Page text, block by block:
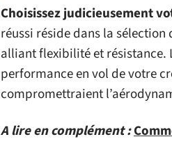
Choisissez judicieusement
réussi réside dans la
alliant flexibilité et
performance en vol de votre
compromettraient
A lire en complément :